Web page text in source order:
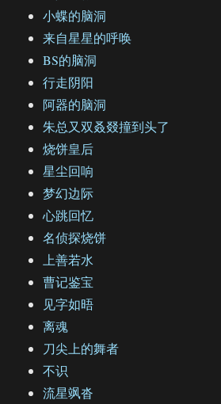
小蝶的脑洞
来自星星的呼唤
BS的脑洞
行走阴阳
阿器的脑洞
朱总又双叒叕撞到头了
烧饼皇后
星尘回响
梦幻边际
心跳回忆
名侦探烧饼
上善若水
曹记鉴宝
见字如晤
离魂
刀尖上的舞者
不识
流星飒沓